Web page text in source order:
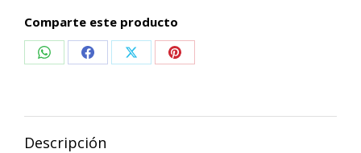
50Gr
cantidad
Comparte este producto
Compartir
WhatsApp
Compartir
Facebook
Compartir
X
Compartir
Pinterest
Descripción